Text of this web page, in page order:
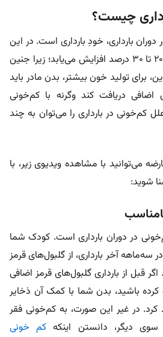
چیست؟
بارداری، خودِ بارداری است. در این
دوران حجم خون به‌اندازه ۲۰ تا ۳۰ درصد افزایش می‌یابد؛ زیرا جنین
برای تولید خون بیشتر، بدن مادر باید
اضافی دریافت کند وگرنه با کم‌خونی
کم‌خونی در بارداری را می‌توان به چند
می‌توانید با مشاهده ویدیوی زیر، با
شوید:
در دوران بارداری است. کودک شما
سه‌ماهه آخر بارداری، از گلبول‌های قرمز
قبل از بارداری گلبول‌های قرمز اضافی
کرده باشید، بدن شما با کمک آن ذخایر
کرد. در غیر این صورت، به کم‌خونی فقر
دیگر، دانستن اینکه کم خونی